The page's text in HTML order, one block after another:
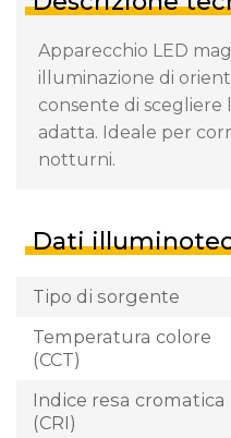
Apparecchio LED
illuminazione di
consente di scegliere
adatta. Ideale per
notturni.
Dati
Tipo di sorgente
Temperatura colore
(CCT)
Indice resa cromatica
(CRI)